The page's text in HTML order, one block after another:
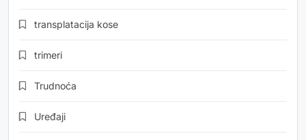
transplatacija kose
trimeri
Trudnoća
Uređaji